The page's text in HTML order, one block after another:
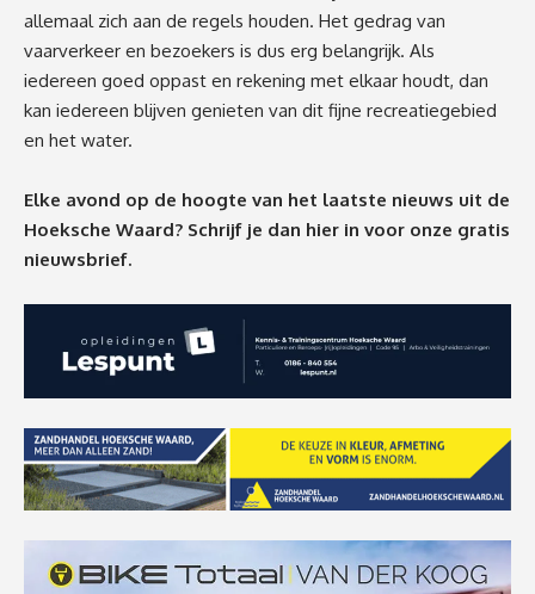
allemaal zich aan de regels houden. Het gedrag van
vaarverkeer en bezoekers is dus erg belangrijk. Als
iedereen goed oppast en rekening met elkaar houdt, dan
kan iedereen blijven genieten van dit fijne recreatiegebied
en het water.
Elke avond op de hoogte van het laatste nieuws uit de
Hoeksche Waard? Schrijf je dan hier in voor onze gratis
nieuwsbrief.